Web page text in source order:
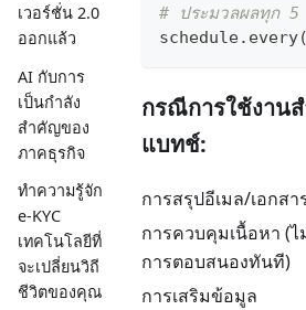
เวอร์ชั่น 2.0
ออกแล้ว
AI กับการ
เป็นกำลัง
สำคัญของ
ภาคธุรกิจ
ทำความรู้จัก
e-KYC
เทคโนโลยีที่
จะเปลี่ยนวิถี
ชีวิตของคุณ
# ประมวลผลทุก 5
schedule. every(
กรณีการใช้งาน
แบทช์:
การสรุปอีเมล/เอกสา
การควบคุมเนื้อหา (ไ
การตอบสนองทันที)
การเสริมข้อมูล